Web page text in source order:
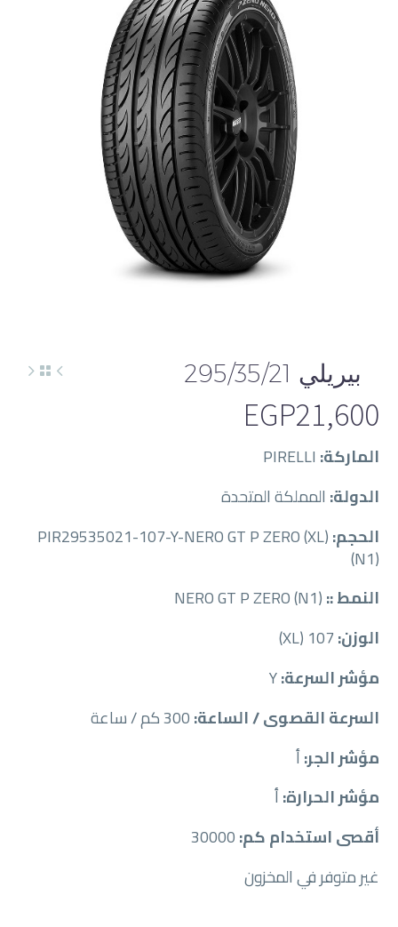
بيريلي 295/35/21
EGP21,600
الماركة:
الدولة: المملكة المتحدة
الحجم:PIR29535021-107-Y-NERO GT P ZERO (XL)
(N1)
النمط ::
الوزن:
مؤشر السرعة:
السرعة القصوى / الساعة:
مؤشر الجر:أ
مؤشر الحرارة:أ
أقصى استخدام كم:
غير متوفر في المخزون